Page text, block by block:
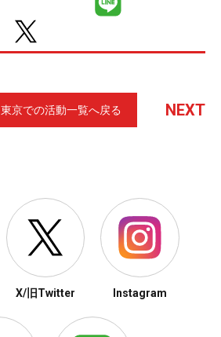
東京での活動一覧へ戻る NEXT
X/旧Twitter Instagram